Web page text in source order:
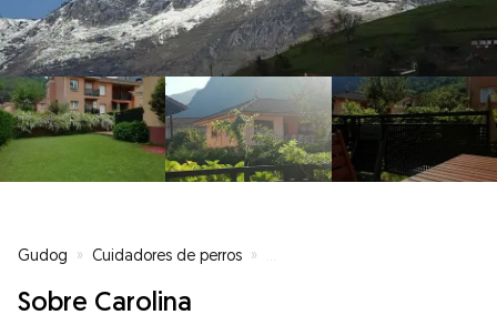
Gudog » Cuidadores de perros »
Sobre Carolina